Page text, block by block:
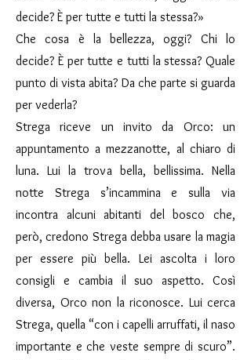
decide? È per tutte e tutti la stessa?»
Che cosa è la bellezza, oggi? Chi lo
decide? È per tutte e tutti la stessa? Quale
punto di vista abita? Da che parte si guarda
per vederla?
Strega riceve un invito da Orco: un
appuntamento a mezzanotte, al chiaro di
luna. Lui la trova bella, bellissima. Nella
notte Strega s’incammina e sulla via
incontra alcuni abitanti del bosco che,
però, credono Strega debba usare la magia
per essere più bella. Lei ascolta i loro
consigli e cambia il suo aspetto. Così
diversa, Orco non la riconosce. Lui cerca
Strega, quella “con i capelli arruffati, il naso
importante e che veste sempre di scuro”.